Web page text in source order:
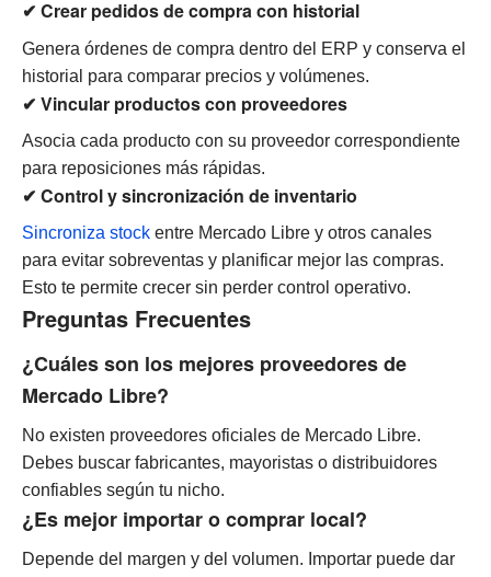
✔ Crear pedidos de compra con historial
Genera órdenes de compra dentro del ERP y conserva el
historial para comparar precios y volúmenes.
✔ Vincular productos con proveedores
Asocia cada producto con su proveedor correspondiente
para reposiciones más rápidas.
✔ Control y sincronización de inventario
Sincroniza stock entre Mercado Libre y otros canales
para evitar sobreventas y planificar mejor las compras.
Esto te permite crecer sin perder control operativo.
Preguntas Frecuentes
¿Cuáles son los mejores proveedores de
Mercado Libre?
No existen proveedores oficiales de Mercado Libre.
Debes buscar fabricantes, mayoristas o distribuidores
confiables según tu nicho.
¿Es mejor importar o comprar local?
Depende del margen y del volumen. Importar puede dar